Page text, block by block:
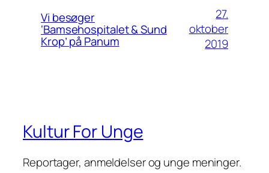
Vi besøger
‘Bamsehospitalet & Sund
Krop’ på Panum
27.
oktober
2019
Kultur For Unge
Reportager, anmeldelser og unge meninger.